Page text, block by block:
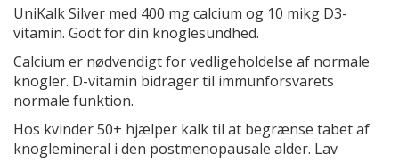
UniKalk Silver med 400 mg calcium og 10 mikg D3-
vitamin. Godt for din knoglesundhed.
Calcium er nødvendigt for vedligeholdelse af normale
knogler. D-vitamin bidrager til immunforsvarets
normale funktion.
Hos kvinder 50+ hjælper kalk til at begrænse tabet af
knoglemineral i den postmenopausale alder. Lav